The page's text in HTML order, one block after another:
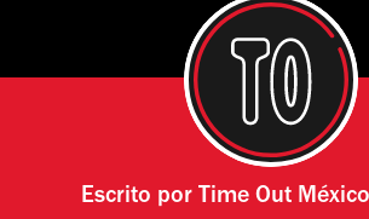
Escrito por Time Out